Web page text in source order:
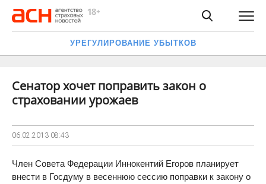
УРЕГУЛИРОВАНИЕ УБЫТКОВ
Сенатор хочет поправить закон о
страховании урожаев
06.02.2013 08:43
Член Совета Федерации Иннокентий Егоров планирует
внести в Госдуму в весеннюю сессию поправки к закону о